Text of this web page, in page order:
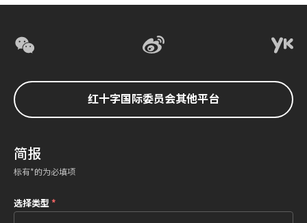
红十字国际委员会其他平台
简报
标有*的为必填项
选择类型*